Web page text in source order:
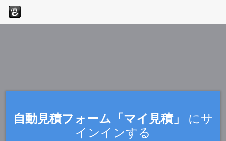
自動見積フォーム「マイ見積」
にサ
インインする